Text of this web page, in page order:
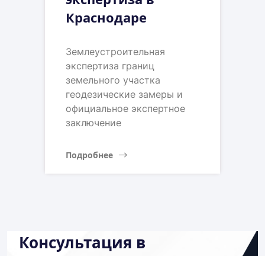
Краснодаре
Землеустроительная
экспертиза границ
земельного участка
геодезические замеры и
официальное экспертное
заключение
Подробнее
Консультация в